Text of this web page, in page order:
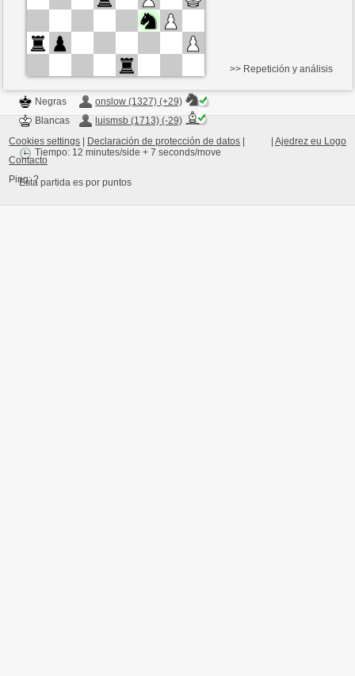
Negras
onslow (1327) (+29)
Blancas
luismsb (1713) (-29)
Tiempo: 12 minutes/side + 7 seconds/move
Esta partida es por puntos
>> Repetición y análisis
Ajedrez eu Logo
Cookies settings Declaración de protección de datos
Contacto
Ping:?